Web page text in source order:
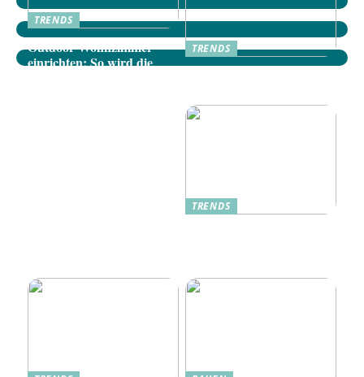
TRENDS
Outdoor-Wohnzimmer
einrichten: So wird die
TRENDS
TRENDS